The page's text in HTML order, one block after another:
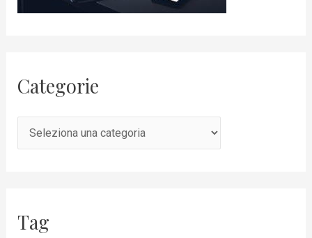
Categorie
Tag